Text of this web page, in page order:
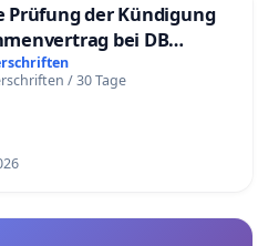
Prüfung der Kündigung
bei DB
Gmbh
/ 30 Tage